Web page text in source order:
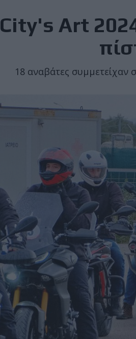
City's Art
18 αναβάτες συμμετείχαν